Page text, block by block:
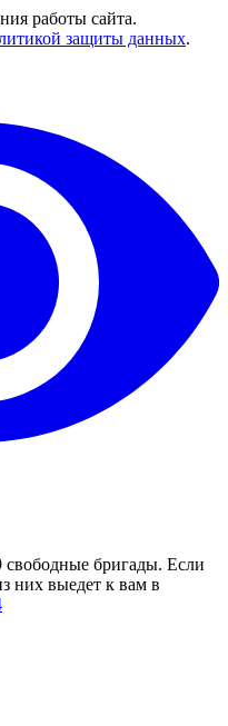
работы сайта.
защиты данных.
свободные бригады. Если
них выедет к вам в